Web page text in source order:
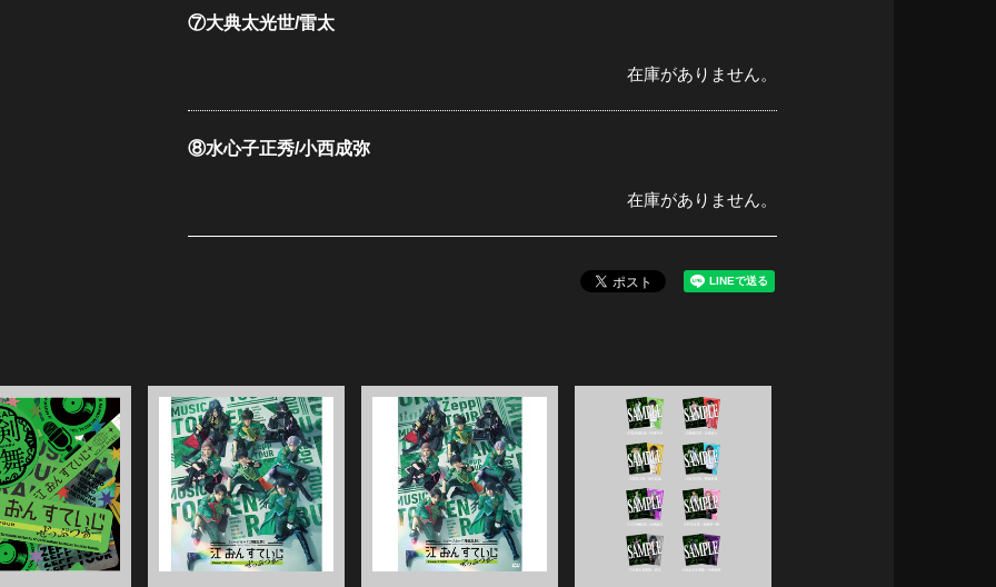
⑦大典太光世/雷太
在庫がありません。
⑧水心子正秀/小西成弥
在庫がありません。